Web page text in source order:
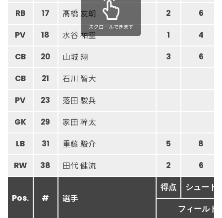
RB 17 髙橋 友朗 2 6
PV 18 水谷 祐空 1 4
CB 20 山城 翔 3 6
CB 21 石川 智大
PV 23 落田 駿兵
GK 29 家田 幹太
LB 31 重藤 駿介 5 8
RW 38 田代 健流 2 6
Pos. # 選手
得点 シュート
フィールド
スクロールできます